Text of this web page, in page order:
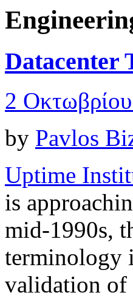
Datacenter
2
by Pavlos
Uptime
is
mid-1990s,
terminology
validation of